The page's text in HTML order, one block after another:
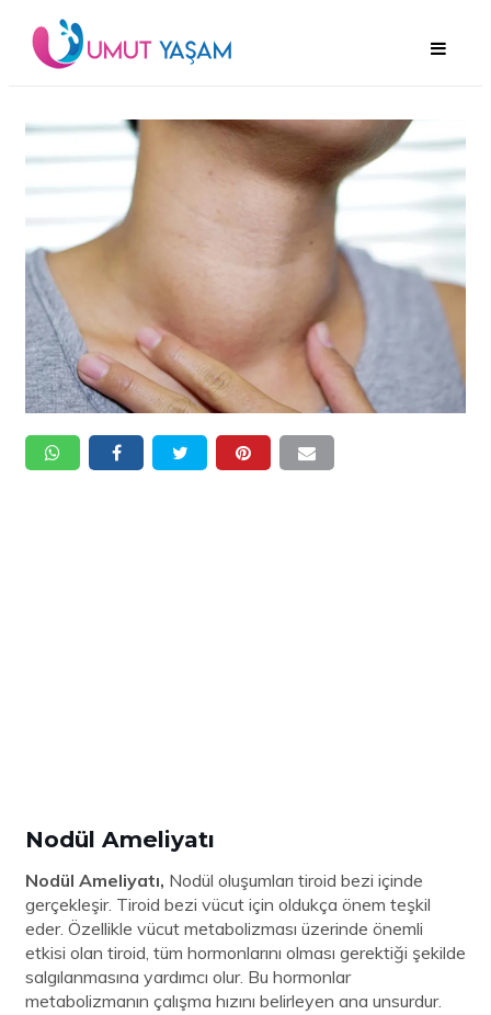
Nodül Ameliyatı
Nodül Ameliyatı, Nodül oluşumları tiroid bezi içinde
gerçekleşir. Tiroid bezi vücut için oldukça önem teşkil
eder. Özellikle vücut metabolizması üzerinde önemli
etkisi olan tiroid, tüm hormonlarını olması gerektiği şekilde
salgılanmasına yardımcı olur. Bu hormonlar
metabolizmanın çalışma hızını belirleyen ana unsurdur.